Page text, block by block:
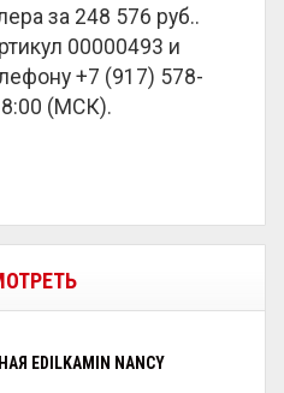
за 248 576 руб..
00000493 и
+7 (917) 578-
(МСК).
EDILKAMIN NANCY